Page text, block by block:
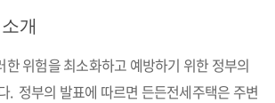
개
한 위험을 최소화하고 예방하기 위한 정부의
. 정부의 발표에 따르면 든든전세주택은 주변